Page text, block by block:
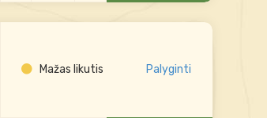
Mažas likutis Palyginti